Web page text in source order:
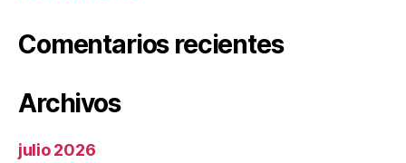
Comentarios recientes
Archivos
julio 2026